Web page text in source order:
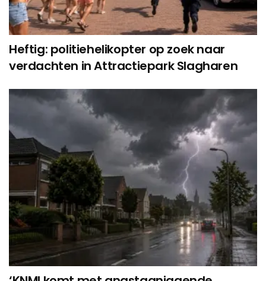
Heftig: politiehelikopter op zoek naar
verdachten in Attractiepark Slagharen